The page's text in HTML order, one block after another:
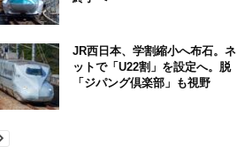
JR西日本、学割縮小へ布石。ネ
ットで「U22割」を設定へ。脱
「ジパング倶楽部」も視野